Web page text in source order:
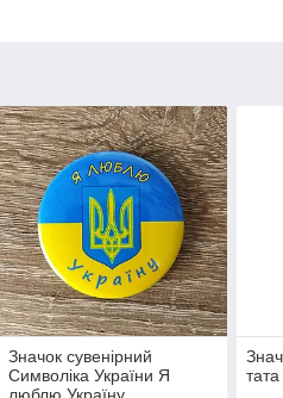
Значок сувенірний
Символіка України Я
люблю Україну
тата